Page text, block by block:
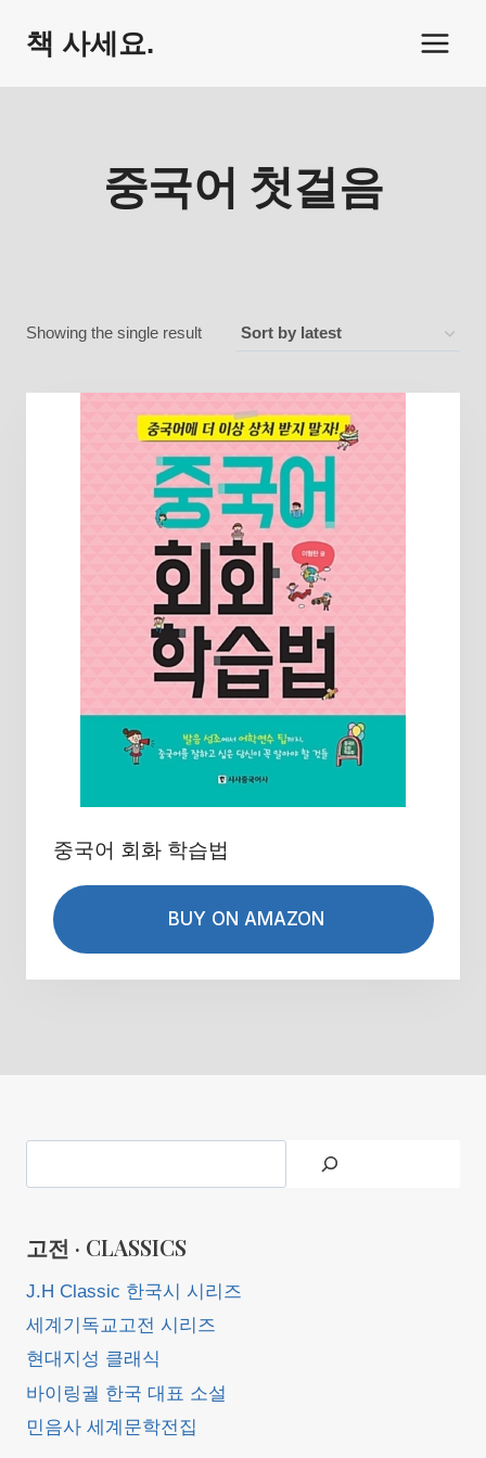
책 사세요.
중국어 첫걸음
Showing the single result
중국어 회화 학습법
BUY ON AMAZON
고전 · CLASSICS
J.H Classic 한국시 시리즈
세계기독교고전 시리즈
현대지성 클래식
바이링궐 한국 대표 소설
민음사 세계문학전집